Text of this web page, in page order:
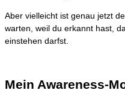
Aber vielleicht ist genau jetzt
warten, weil du erkannt hast,
einstehen darfst.
Mein Awareness-